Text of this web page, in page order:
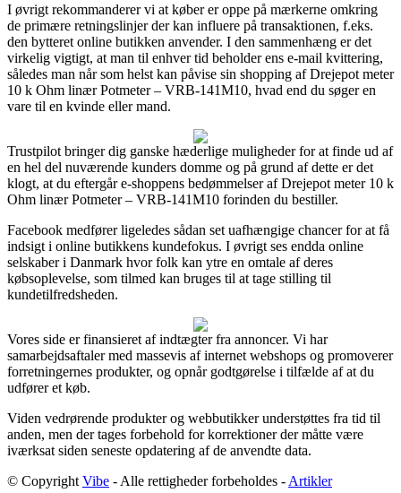
I øvrigt rekommanderer vi at køber er oppe på mærkerne omkring
de primære retningslinjer der kan influere på transaktionen, f.eks.
den bytteret online butikken anvender. I den sammenhæng er det
virkelig vigtigt, at man til enhver tid beholder ens e-mail kvittering,
således man når som helst kan påvise sin shopping af Drejepot meter
10 k Ohm linær Potmeter – VRB-141M10, hvad end du søger en
vare til en kvinde eller mand.
Trustpilot bringer dig ganske hæderlige muligheder for at finde ud af
en hel del nuværende kunders domme og på grund af dette er det
klogt, at du eftergår e-shoppens bedømmelser af Drejepot meter 10 k
Ohm linær Potmeter – VRB-141M10 forinden du bestiller.
Facebook medfører ligeledes sådan set uafhængige chancer for at få
indsigt i online butikkens kundefokus. I øvrigt ses endda online
selskaber i Danmark hvor folk kan ytre en omtale af deres
købsoplevelse, som tilmed kan bruges til at tage stilling til
kundetilfredsheden.
Vores side er finansieret af indtægter fra annoncer. Vi har
samarbejdsaftaler med massevis af internet webshops og promoverer
forretningernes produkter, og opnår godtgørelse i tilfælde af at du
udfører et køb.
Viden vedrørende produkter og webbutikker understøttes fra tid til
anden, men der tages forbehold for korrektioner der måtte være
iværksat siden seneste opdatering af de anvendte data.
© Copyright Vibe - Alle rettigheder forbeholdes - Artikler